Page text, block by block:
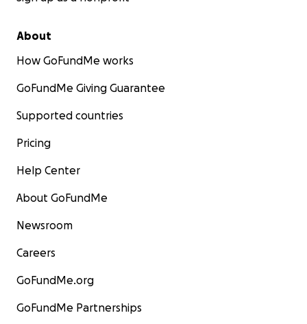
About
How GoFundMe works
GoFundMe Giving Guarantee
Supported countries
Pricing
Help Center
About GoFundMe
Newsroom
Careers
GoFundMe.org
GoFundMe Partnerships